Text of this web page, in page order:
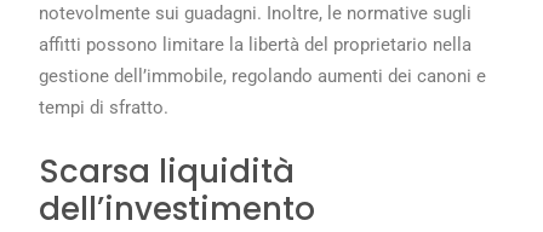
notevolmente sui guadagni. Inoltre, le normative sugli
affitti possono limitare la libertà del proprietario nella
gestione dell’immobile, regolando aumenti dei canoni e
tempi di sfratto.
Scarsa liquidità
dell’investimento